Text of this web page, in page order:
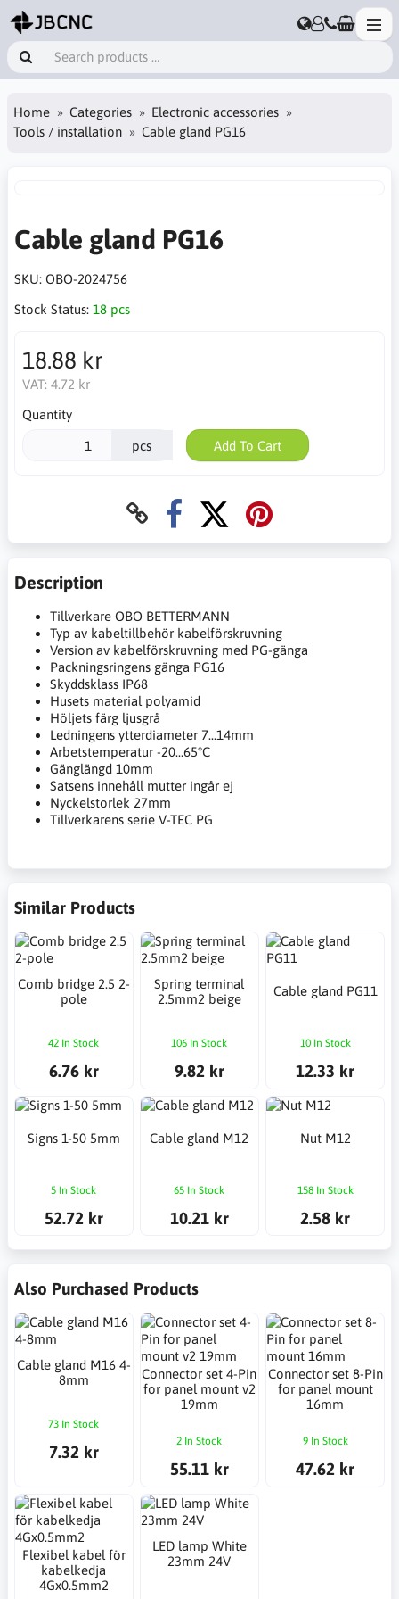
Home Categories
Electronic accessories
Tools / installation
Cable gland PG16
Cable gland PG16
SKU: OBO-2024756
Stock Status: 18 pcs
18.88 kr
VAT: 4.72 kr
Quantity
pcs Add To Cart
Description
Tillverkare OBO BETTERMANN
Typ av kabeltillbehör kabelförskruvning
Version av kabelförskruvning med PG-gänga
Packningsringens gänga PG16
Skyddsklass IP68
Husets material polyamid
Höljets färg ljusgrå
Ledningens ytterdiameter 7...14mm
Arbetstemperatur -20...65°C
Gänglängd 10mm
Satsens innehåll mutter ingår ej
Nyckelstorlek 27mm
Tillverkarens serie V-TEC PG
Similar Products
Comb bridge 2.5 2-
pole
42 In Stock
6.76 kr
Spring terminal
2.5mm2 beige
106 In Stock
9.82 kr
Cable gland PG11
10 In Stock
12.33 kr
Signs 1-50 5mm
5 In Stock
52.72 kr
Cable gland M12
65 In Stock
10.21 kr
Nut M12
158 In Stock
2.58 kr
Also Purchased Products
Cable gland M16 4-
8mm
73 In Stock
7.32 kr
Connector set 4-Pin
for panel mount v2
19mm
2 In Stock
55.11 kr
Connector set 8-Pin
for panel mount
16mm
9 In Stock
47.62 kr
Flexibel kabel för
kabelkedja
4Gx0.5mm2
LED lamp White
23mm 24V